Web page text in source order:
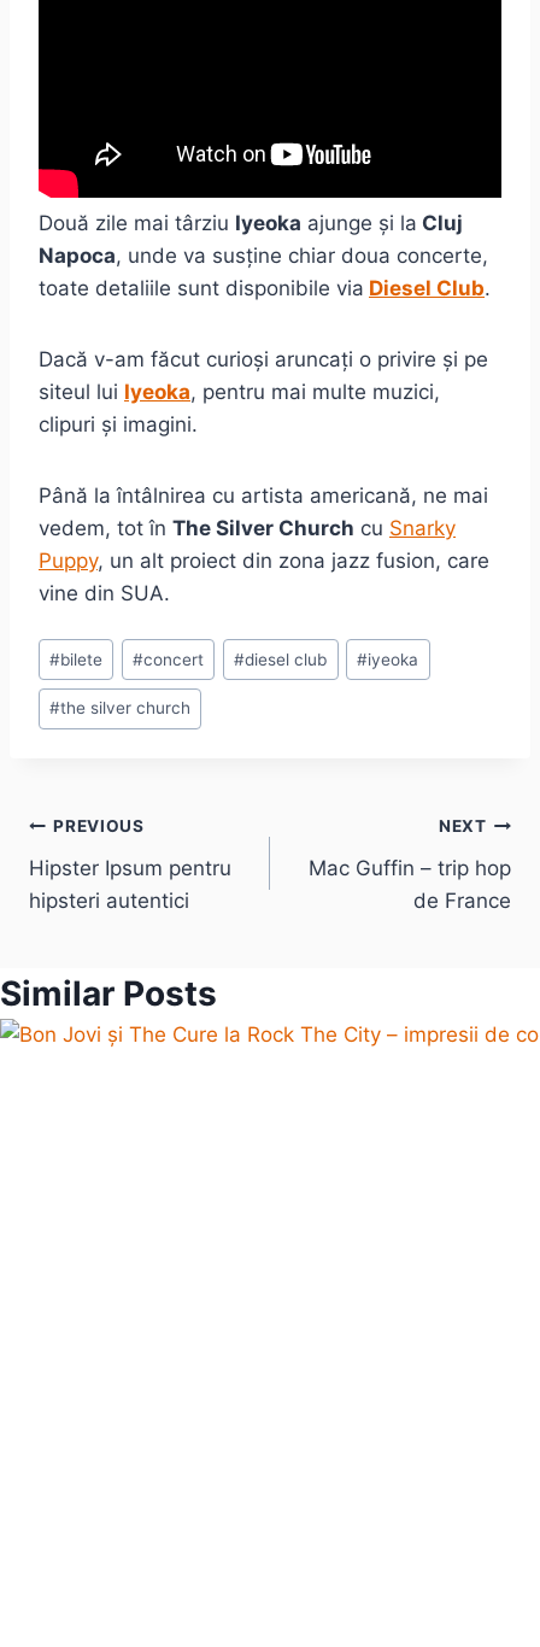
Două zile mai târziu Iyeoka ajunge și la Cluj
Napoca, unde va susține chiar doua concerte,
toate detaliile sunt disponibile via Diesel Club.
Dacă v-am făcut curioși aruncați o privire și pe
siteul lui Iyeoka, pentru mai multe muzici,
clipuri și imagini.
Până la întâlnirea cu artista americană, ne mai
vedem, tot în The Silver Church cu Snarky
Puppy, un alt proiect din zona jazz fusion, care
vine din SUA.
Post
Tags:
#bilete #concert #diesel club #iyeoka
#the silver church
Post
navigation
PREVIOUS
Hipster Ipsum pentru
hipsteri autentici
NEXT
Mac Guffin – trip hop
de France
Similar Posts